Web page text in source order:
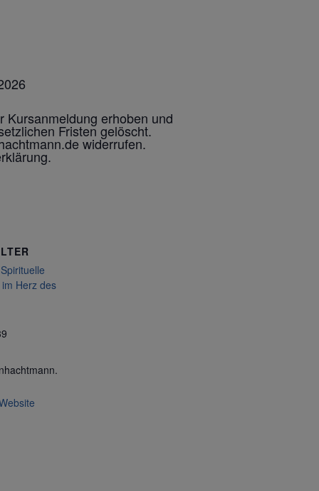
erhoben und
Fristen gelöscht.
widerrufen.
Herz des